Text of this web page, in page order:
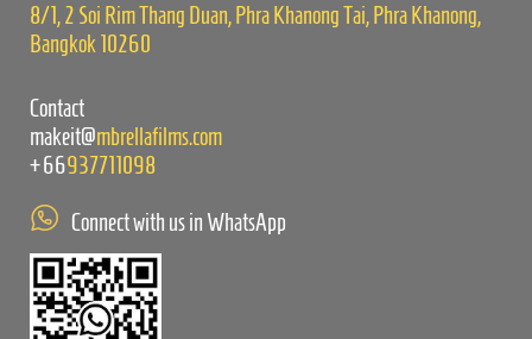
8/1, 2 Soi Rim Thang Duan, Phra Khanong Tai, Phra Khanong,
Bangkok 10260
Contact
makeit@mbrellafilms.com
+66937711098
Connect with us in WhatsApp